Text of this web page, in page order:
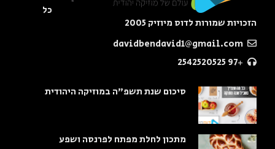
כל
הזכויות שמורות לדוס מיוזיק 2005
+97 2542520525
סיכום שנת תשפ"ה במוזיקה היהודית
מתכון לחלת מפתח לפרנסה ושפע